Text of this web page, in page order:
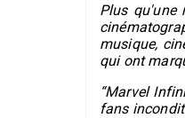
Plus qu'une
musique,
qui ont
“Marvel
fans